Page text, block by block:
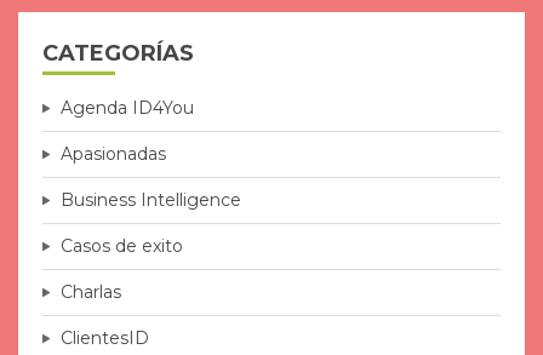
CATEGORÍAS
Agenda ID4You
Apasionadas
Business Intelligence
Casos de exito
Charlas
ClientesID